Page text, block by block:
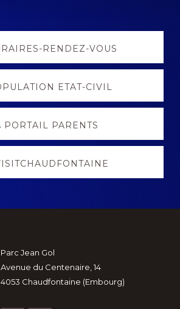
RENDEZ-VOUS
ETAT-CIVIL
PORTAIL PARENTS
Footer
Parc Jean Gol
Avenue du Centenaire, 14
4053 Chaudfontaine (Embourg)